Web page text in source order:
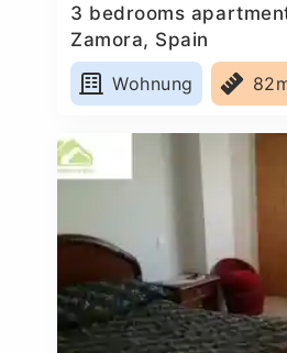
3 bedrooms
Zamora, Spain
Wohnung